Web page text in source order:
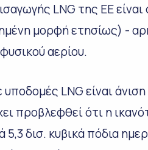
LNG της ΕΕ
μορφή ετησίως) -
αερίου.
LNG είναι
προβλεφθεί ότι η
δισ. κυβικά πόδια